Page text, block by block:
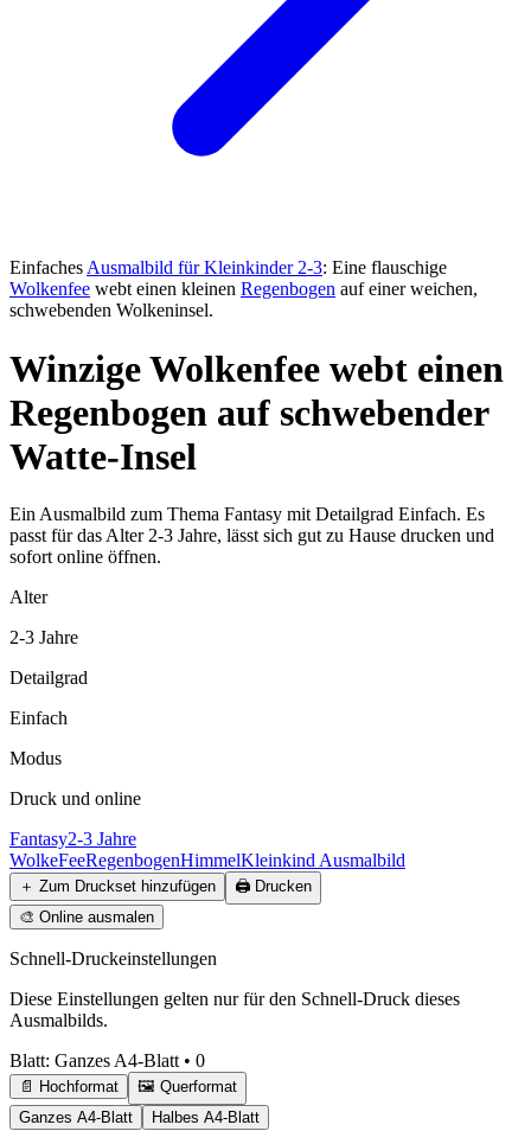
Einfaches Ausmalbild für Kleinkinder 2-3: Eine flauschige
Wolkenfee webt einen kleinen Regenbogen auf einer weichen,
schwebenden Wolkeninsel.
Winzige Wolkenfee webt einen
Regenbogen auf schwebender
Watte-Insel
Ein Ausmalbild zum Thema Fantasy mit Detailgrad Einfach. Es
passt für das Alter 2-3 Jahre, lässt sich gut zu Hause drucken und
sofort online öffnen.
Alter
2-3 Jahre
Detailgrad
Einfach
Modus
Druck und online
Fantasy2-3 Jahre
WolkeFeeRegenbogenHimmelKleinkind Ausmalbild
＋ Zum Druckset hinzufügen 🖨️ Drucken
🎨 Online ausmalen
Schnell-Druckeinstellungen
Diese Einstellungen gelten nur für den Schnell-Druck dieses
Ausmalbilds.
Blatt: Ganzes A4-Blatt • 0
📄 Hochformat
🖼️ Querformat
Ganzes A4-Blatt
Halbes A4-Blatt